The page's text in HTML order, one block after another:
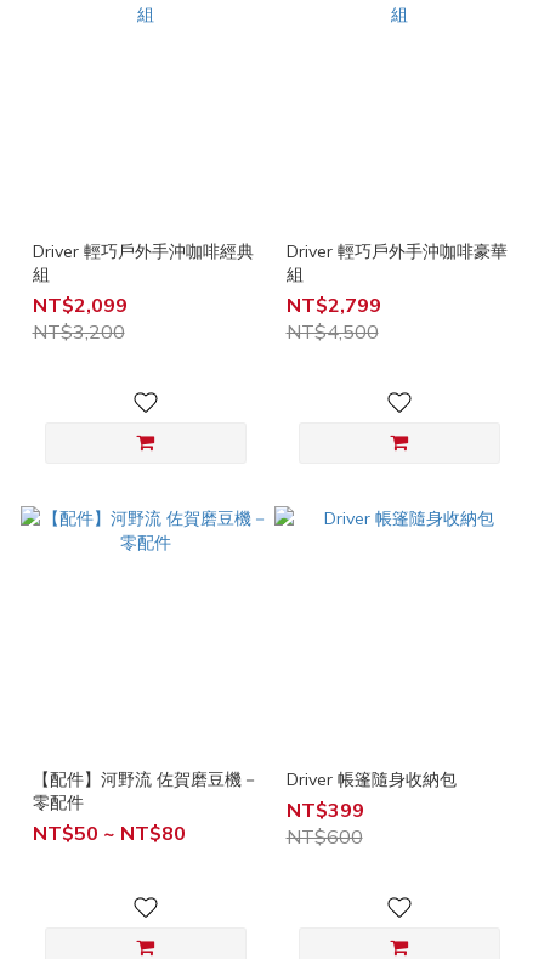
Driver 輕巧戶外手沖咖啡經典
組
NT$2,099
NT$3,200
Driver 輕巧戶外手沖咖啡豪華
組
NT$2,799
NT$4,500
【配件】河野流 佐賀磨豆機－
零配件
NT$50 ~ NT$80
Driver 帳篷隨身收納包
NT$399
NT$600